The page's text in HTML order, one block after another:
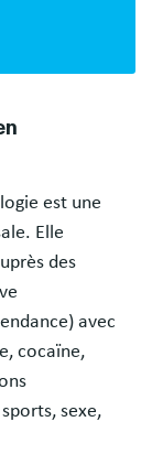
est une
Elle
des
avec
cocaïne,
sexe,